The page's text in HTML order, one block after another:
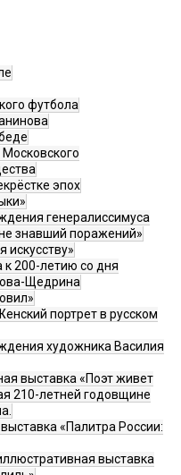
футбола
эпох
генералиссимуса
знавший поражений»
искусству»
к 200-летию со дня
Щедрина
портрет в русском
художника Василия
выставка «Поэт живет
210-летней годовщине
«Палитра России:
выставка